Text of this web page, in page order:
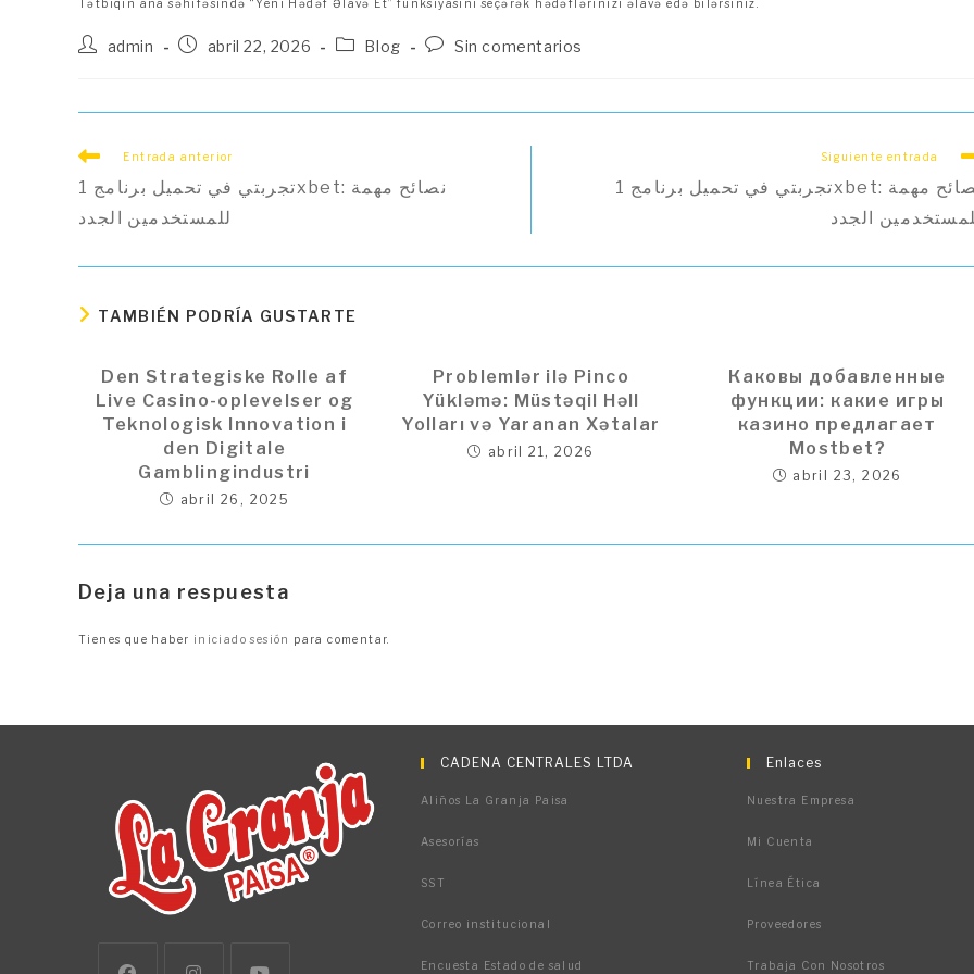
Tətbiqin ana səhifəsində “Yeni Hədəf Əlavə Et” funksiyasını seçərək hədəflərinizi əlavə edə bilərsiniz.
Autoradmin
Publicación
abril 22, 2026
Categoría
Blog
Comentarios
Sin comentarios
Leer
artículos
Entrada anterior
تجربتي في تحميل برنامج 1xbet: نصائح مهمة
للمستخدمين الجدد
Siguiente entrada
تجربتي في تحميل برنامج 1xbet: نصائح مهمة
الجدد
TAMBIÉN PODRÍA GUSTARTE
Den Strategiske Rolle af
Live Casino-oplevelser og
Teknologisk Innovation i
den Digitale
Gamblingindustri
abril 26, 2025
Problemlər ilə Pinco
Yükləmə: Müstəqil Həll
Yolları və Yaranan Xətalar
abril 21, 2026
Каковы добавленные
функции: какие игры
казино предлагает
Mostbet?
abril 23, 2026
Deja una respuesta
Tienes que haber iniciado sesión para comentar.
CADENA CENTRALES LTDA
Aliños La Granja Paisa
Asesorías
SST
Correo institucional
Encuesta Estado de salud
Enlaces
Nuestra Empresa
Mi Cuenta
Línea Ética
Proveedores
Trabaja Con Nosotros